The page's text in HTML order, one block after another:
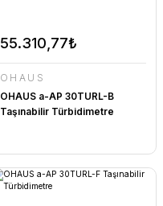
55.310,77₺
OHAUS
OHAUS a-AP 30TURL-B
Taşınabilir Türbidimetre